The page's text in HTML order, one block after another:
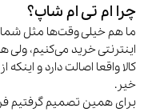
چرا ام تی ام شاپ؟
ما هم خیلی وقت‌ها مثل شما
اینترنتی خرید می‌کنیم،
کالا واقعا اصالت دارد و
خیر.
برای همین تصمیم گرفتیم